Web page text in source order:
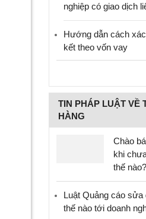
nghiệp có giao dịch
Hướng dẫn cách
kết theo vốn vay
TIN PHÁP LUẬT VỀ
HÀNG
Chào
khi
thế nào?
Luật Quảng cáo sửa
thế nào tới doanh